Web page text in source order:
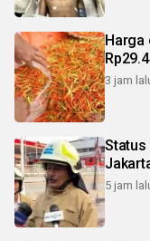
Harga
3 jam
Status
5 jam